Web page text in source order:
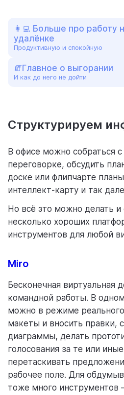
👩‍💻 Больше про работу
удалёнке
Продуктивную и спокойную
🧯Главное о выгорании
И как до него не дойти
Структурируем
В офисе можно собраться
переговорке, обсудить
доске или флипчарте
интеллект-карту и так
Но всё это можно делать и
несколько хороших
инструментов для любой
Miro
Бесконечная виртуальная
командной работы. В
можно в режиме
макеты и вносить правки,
диаграммы, делать
голосования за те или
перетаскивать
рабочее поле. Для
тоже много инструментов